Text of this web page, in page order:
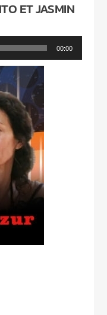
ET JASMIN
00:00